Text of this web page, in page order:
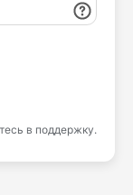
в поддержку.